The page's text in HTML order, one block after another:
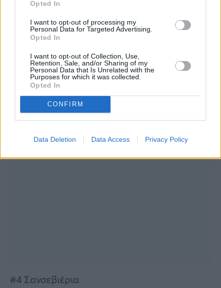
Opted In
I want to opt-out of processing my
Personal Data for Targeted Advertising.
Opted In
I want to opt-out of Collection, Use,
Retention, Sale, and/or Sharing of my
Personal Data that Is Unrelated with the
Purposes for which it was collected.
Opted In
CONFIRM
Data Deletion Data Access Privacy Policy
#4 Σανσεβιέρια